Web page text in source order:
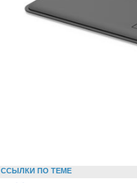
ССЫЛКИ ПО ТЕМЕ